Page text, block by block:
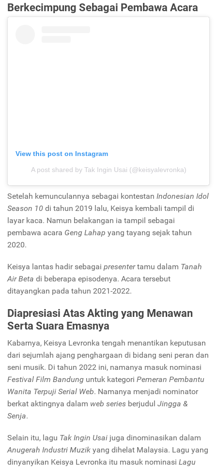
Berkecimpung Sebagai Pembawa Acara
View this post on Instagram
A post shared by Tak Ingin Usai (@keisyalevronka)
Setelah kemunculannya sebagai kontestan Indonesian Idol
Season 10 di tahun 2019 lalu, Keisya kembali tampil di
layar kaca. Namun belakangan ia tampil sebagai
pembawa acara Geng Lahap yang tayang sejak tahun
2020.
Keisya lantas hadir sebagai presentertamu dalam Tanah
Air Beta di beberapa episodenya. Acara tersebut
ditayangkan pada tahun 2021-2022.
Diapresiasi Atas Akting yang Menawan
Serta Suara Emasnya
Kabarnya, Keisya Levronka tengah menantikan keputusan
dari sejumlah ajang penghargaan di bidang seni peran dan
seni musik. Di tahun 2022 ini, namanya masuk nominasi
Festival Film Bandung untuk kategori Pemeran Pembantu
Wanita Terpuji Serial Web. Namanya menjadi nominator
berkat aktingnya dalam web series berjudul Jingga &
Senja.
Selain itu, lagu Tak Ingin Usai juga dinominasikan dalam
Anugerah Industri Muzik yang dihelat Malaysia. Lagu yang
dinyanyikan Keisya Levronka itu masuk nominasi Lagu